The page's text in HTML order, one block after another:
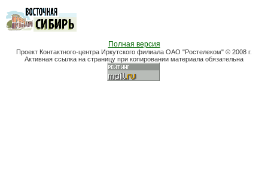
Полная версия
Проект Контактного-центра Иркутского филиала ОАО "Ростелеком" © 2008 г.
Активная ссылка на страницу при копировании материала обязательна